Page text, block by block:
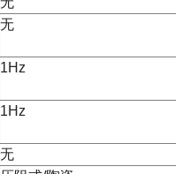
无
1Hz
1Hz
无